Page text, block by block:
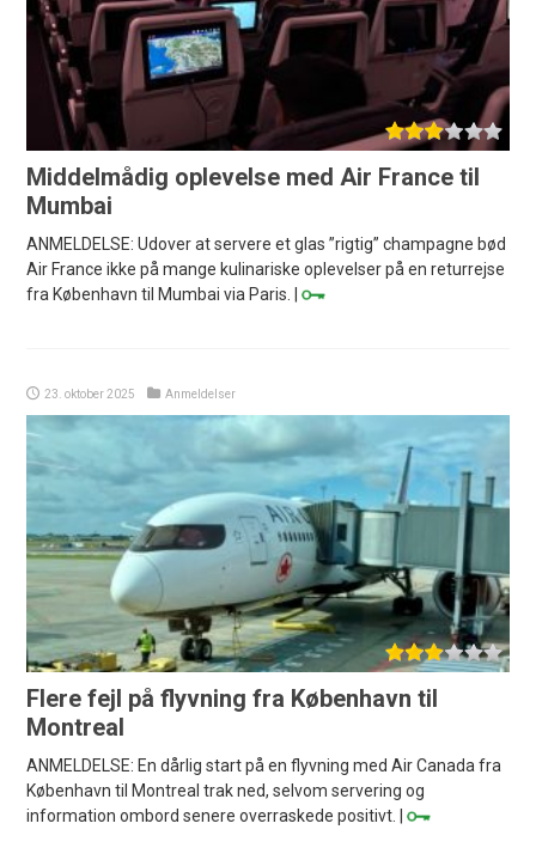
Middelmådig oplevelse med Air France til
Mumbai
ANMELDELSE: Udover at servere et glas ”rigtig” champagne bød
Air France ikke på mange kulinariske oplevelser på en returrejse
fra København til Mumbai via Paris. |
23. oktober 2025 Anmeldelser
Flere fejl på flyvning fra København til
Montreal
ANMELDELSE: En dårlig start på en flyvning med Air Canada fra
København til Montreal trak ned, selvom servering og
information ombord senere overraskede positivt. |